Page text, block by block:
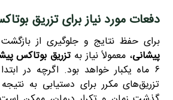
دفعات مورد نیاز برای تزریق
برای حفظ نتایج و جلوگیری از
پیشانی، معمولاً نیاز به تزریق بوتاکس
۶ ماه یکبار خواهد بود. اگرچه در
تزریق‌های مکرر برای دستیابی به